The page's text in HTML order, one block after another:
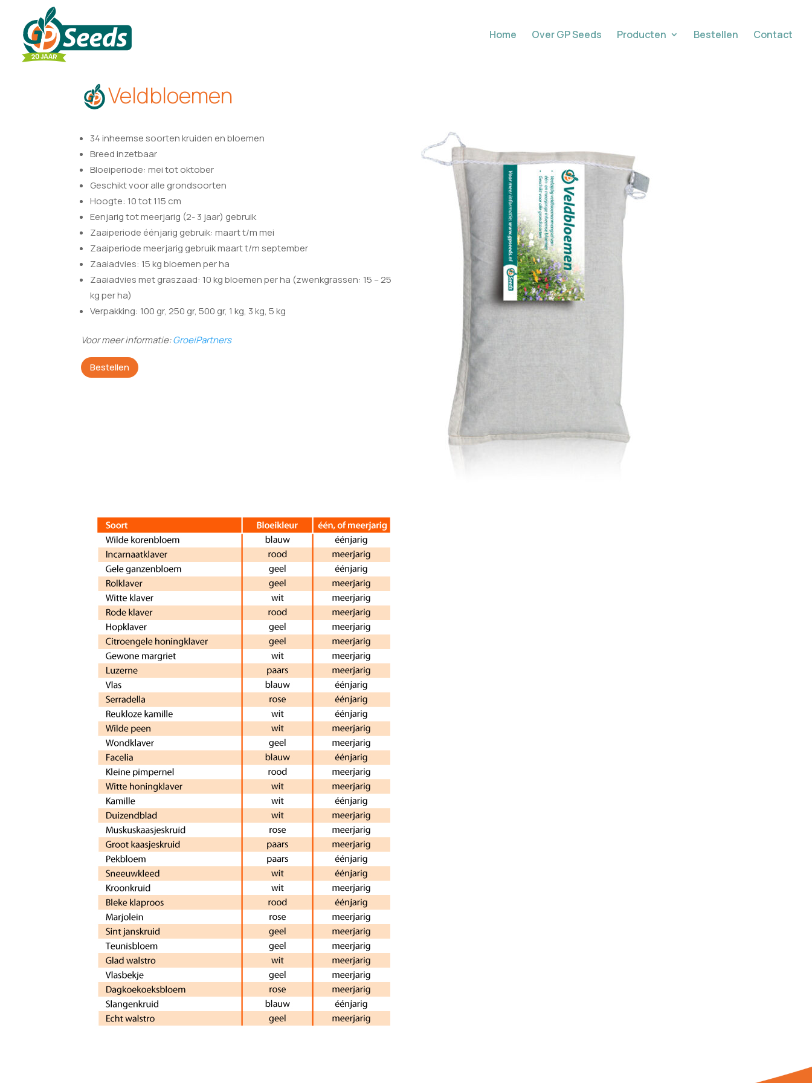
Home Over GP Seeds Producten Bestellen Contact
Veldbloemen
34 inheemse soorten kruiden en bloemen
Breed inzetbaar
Bloeiperiode: mei tot oktober
Geschikt voor alle grondsoorten
Hoogte: 10 tot 115 cm
Eenjarig tot meerjarig (2- 3 jaar) gebruik
Zaaiperiode éénjarig gebruik: maart t/m mei
Zaaiperiode meerjarig gebruikmaart t/m september
Zaaiadvies: 15 kg bloemen per ha
Zaaiadvies met graszaad: 10 kg bloemen per ha (zwenkgrassen: 15 – 25
kg per ha)
Verpakking: 100 gr, 250 gr, 500 gr, 1 kg, 3 kg, 5 kg
Voor meer informatie:GroeiPartners
Bestellen